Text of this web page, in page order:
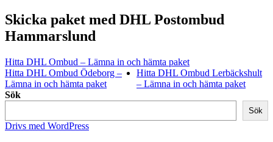
Skicka paket med DHL Postombud
Hammarslund
Hitta DHL Ombud – Lämna in och hämta paket
Hitta DHL Ombud Ödeborg –
Lämna in och hämta paket
Hitta DHL Ombud Lerbäckshult
– Lämna in och hämta paket
Sök
Sök
Drivs med WordPress